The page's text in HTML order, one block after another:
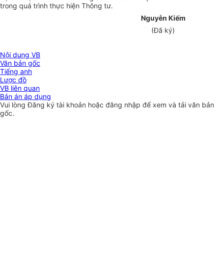
trong quá trình thực hiện Thông tư.
Nguyễn Kiếm
(Đã ký)
Nội dung VB
Văn bản gốc
Tiếng anh
Lược đồ
VB liên quan
Bản án áp dụng
Vui lòngĐăng ký tài khoản hoặc đăng nhập để xem và tải văn bản
gốc.